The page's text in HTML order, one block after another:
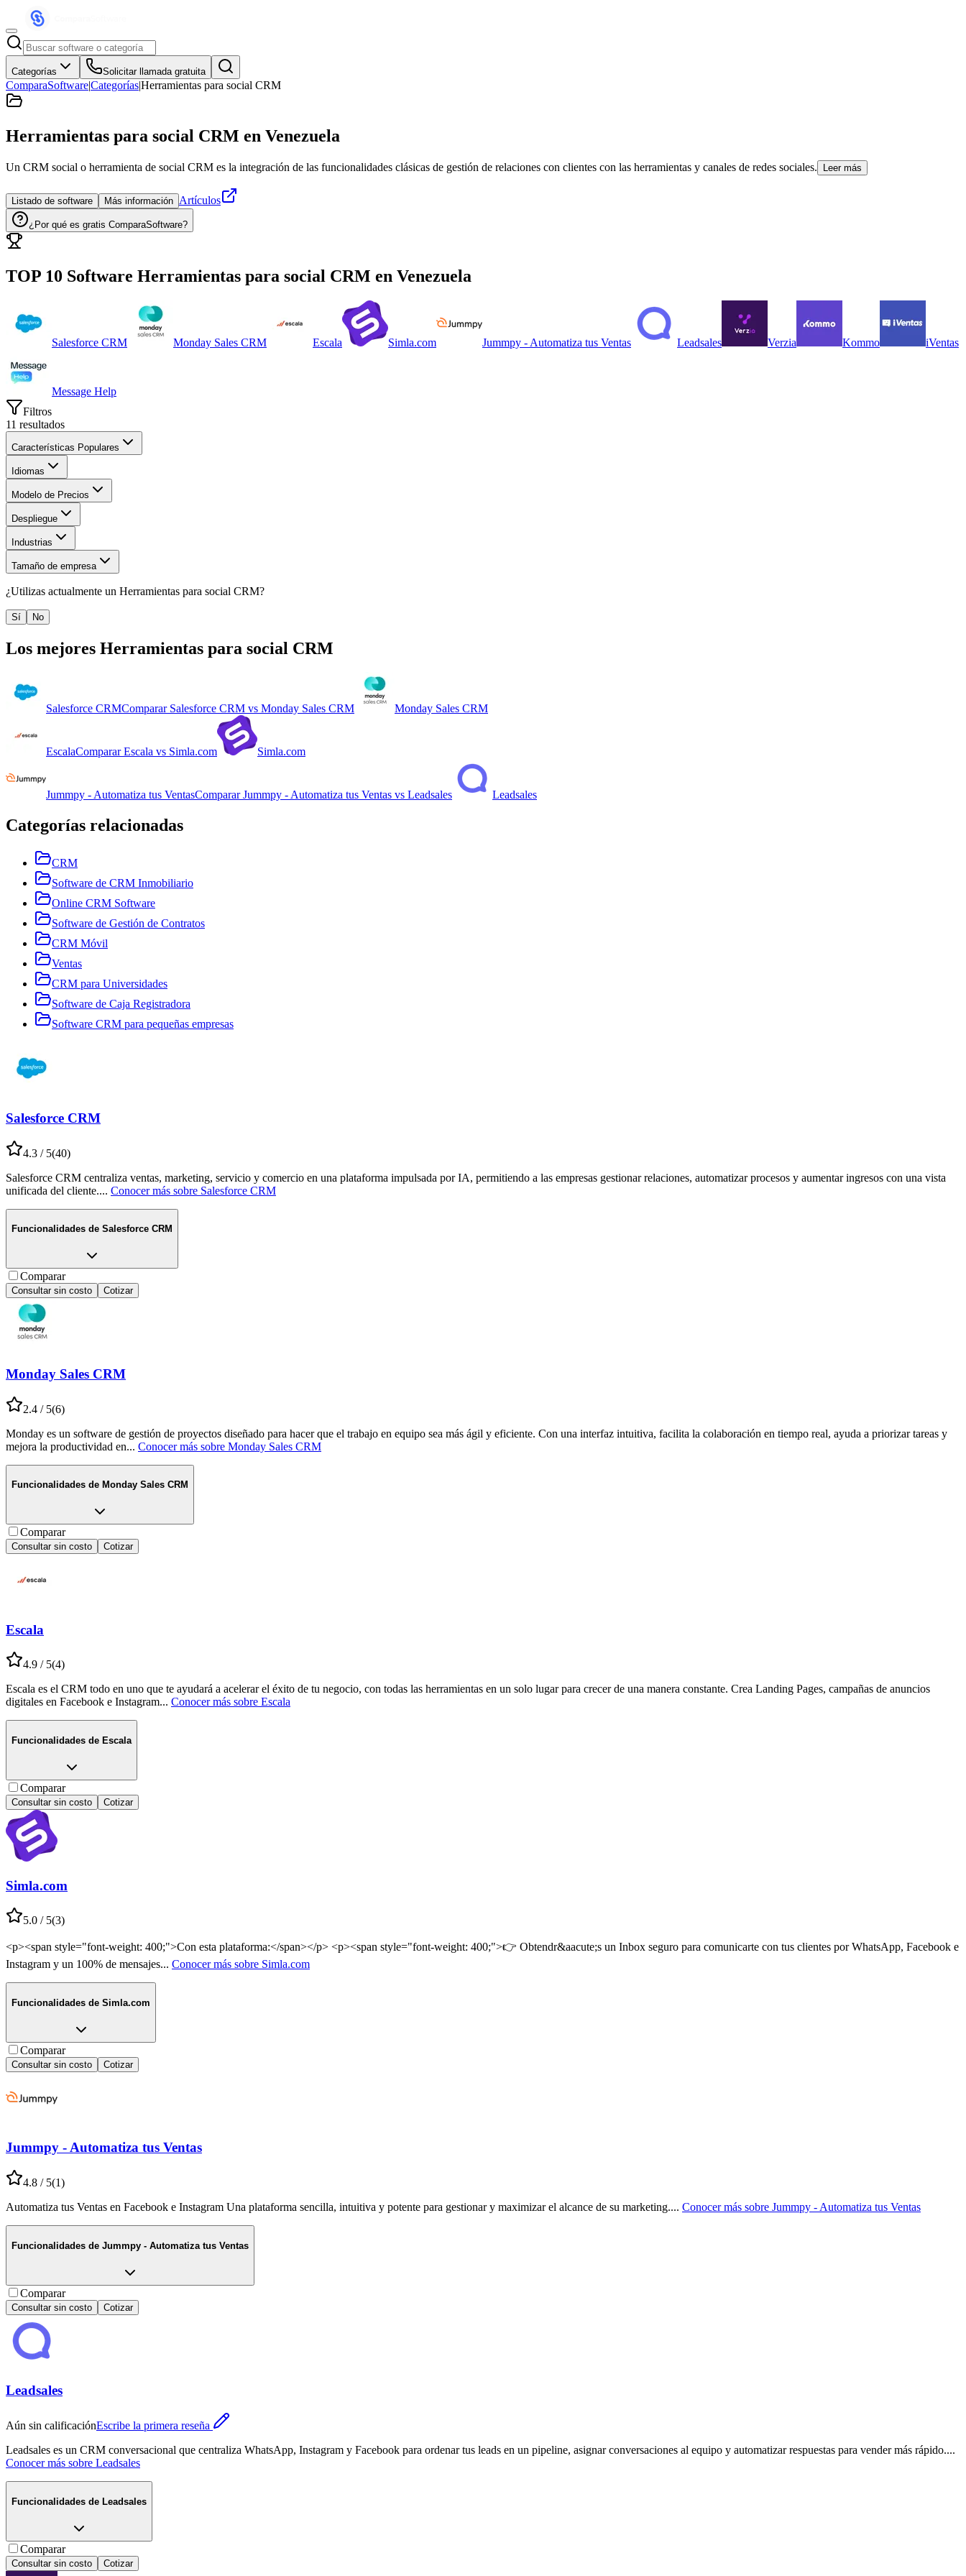
Categorías Solicitar llamada gratuita
ComparaSoftware|Categorías|Herramientas para social CRM
Herramientas para social CRM en Venezuela
Un CRM social o herramienta de social CRM es la integración de las funcionalidades clásicas de gestión de relaciones con clientes con las herramientas y canales de redes sociales. Leer más
Listado de software Más información Artículos
¿Por qué es gratis ComparaSoftware?
TOP 10 Software Herramientas para social CRM en Venezuela
Salesforce CRM Monday Sales CRM Escala Simla.com Jummpy - Automatiza tus Ventas Leadsales Verzia Kommo iVentas
Message Help
Filtros
11 resultados
Características Populares
Idiomas
Modelo de Precios
Despliegue
Industrias
Tamaño de empresa
¿Utilizas actualmente un Herramientas para social CRM?
Sí No
Los mejores Herramientas para social CRM
Salesforce CRMComparar Salesforce CRM vs Monday Sales CRM Monday Sales CRM
EscalaComparar Escala vs Simla.com Simla.com
Jummpy - Automatiza tus VentasComparar Jummpy - Automatiza tus Ventas vs Leadsales Leadsales
Categorías relacionadas
CRM
Software de CRM Inmobiliario
Online CRM Software
Software de Gestión de Contratos
CRM Móvil
Ventas
CRM para Universidades
Software de Caja Registradora
Software CRM para pequeñas empresas
Salesforce CRM
4.3 / 5(40)
Salesforce CRM centraliza ventas, marketing, servicio y comercio en una plataforma impulsada por IA, permitiendo a las empresas gestionar relaciones, automatizar procesos y aumentar ingresos con una vista
unificada del cliente.... Conocer más sobre Salesforce CRM
Funcionalidades de Salesforce CRM
Comparar
Consultar sin costo Cotizar
Monday Sales CRM
2.4 / 5(6)
Monday es un software de gestión de proyectos diseñado para hacer que el trabajo en equipo sea más ágil y eficiente. Con una interfaz intuitiva, facilita la colaboración en tiempo real, ayuda a priorizar tareas y
mejora la productividad en... Conocer más sobre Monday Sales CRM
Funcionalidades de Monday Sales CRM
Comparar
Consultar sin costo Cotizar
Escala
4.9 / 5(4)
Escala es el CRM todo en uno que te ayudará a acelerar el éxito de tu negocio, con todas las herramientas en un solo lugar para crecer de una manera constante. Crea Landing Pages, campañas de anuncios
digitales en Facebook e Instagram... Conocer más sobre Escala
Funcionalidades de Escala
Comparar
Consultar sin costo Cotizar
Simla.com
5.0 / 5(3)
<p><span style="font-weight: 400;">Con esta plataforma:</span></p> <p><span style="font-weight: 400;">👉 Obtendr&aacute;s un Inbox seguro para comunicarte con tus clientes por WhatsApp, Facebook e
Instagram y un 100% de mensajes... Conocer más sobre Simla.com
Funcionalidades de Simla.com
Comparar
Consultar sin costo Cotizar
Jummpy - Automatiza tus Ventas
4.8 / 5(1)
Automatiza tus Ventas en Facebook e Instagram Una plataforma sencilla, intuitiva y potente para gestionar y maximizar el alcance de su marketing.... Conocer más sobre Jummpy - Automatiza tus Ventas
Funcionalidades de Jummpy - Automatiza tus Ventas
Comparar
Consultar sin costo Cotizar
Leadsales
Aún sin calificaciónEscribe la primera reseña
Leadsales es un CRM conversacional que centraliza WhatsApp, Instagram y Facebook para ordenar tus leads en un pipeline, asignar conversaciones al equipo y automatizar respuestas para vender más rápido....
Conocer más sobre Leadsales
Funcionalidades de Leadsales
Comparar
Consultar sin costo Cotizar